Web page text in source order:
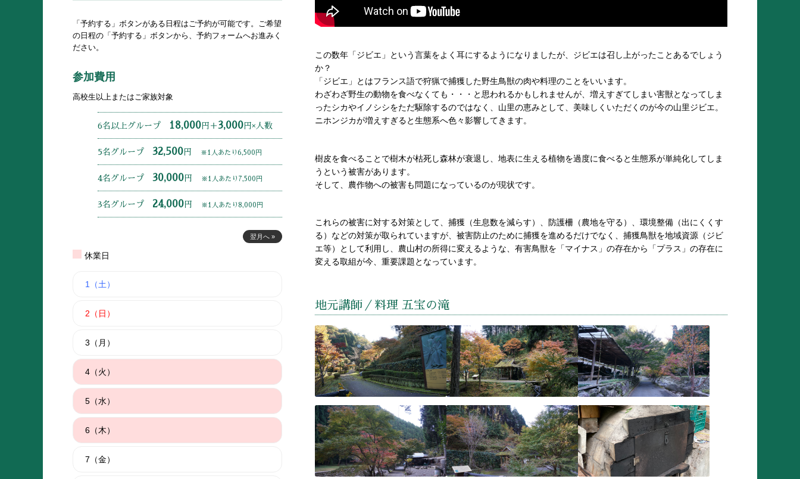
「予約する」ボタンがある日程はご予約が可能です。ご希望
の日程の「予約する」ボタンから、予約フォームへお進みく
ださい。
参加費用
高校生以上またはご家族対象
6名以上グループ 18,000 円＋3,000 円×人数
5名グループ 32,500 円 ※1人あたり6,500円
4名グループ 30,000 円 ※1人あたり7,500円
3名グループ 24,000 円 ※1人あたり8,000円
翌月へ »
休業日
1（土）
2（日）
3（月）
4（火）
5（水）
6（木）
7（金）
この数年「ジビエ」という言葉をよく耳にするようになりましたが、ジビエは召し上がったことあるでしょう
か？
「ジビエ」とはフランス語で狩猟で捕獲した野生鳥獣の肉や料理のことをいいます。
わざわざ野生の動物を食べなくても・・・と思われるかもしれませんが、増えすぎてしまい害獣となってしま
ったシカやイノシシをただ駆除するのではなく、山里の恵みとして、美味しくいただくのが今の山里ジビエ。
ニホンジカが増えすぎると生態系へ色々影響してきます。
樹皮を食べることで樹木が枯死し森林が衰退し、地表に生える植物を過度に食べると生態系が単純化してしま
うという被害があります。
そして、農作物への被害も問題になっているのが現状です。
これらの被害に対する対策として、捕獲（生息数を減らす）、防護柵（農地を守る）、環境整備（出にくくす
る）などの対策が取られていますが、被害防止のために捕獲を進めるだけでなく、捕獲鳥獣を地域資源（ジビ
エ等）として利用し、農山村の所得に変えるような、有害鳥獣を「マイナス」の存在から「プラス」の存在に
変える取組が今、重要課題となっています。
地元講師／料理 五宝の滝